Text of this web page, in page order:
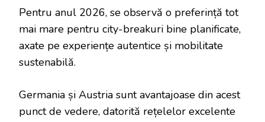
Pentru anul 2026, se observă o preferință tot
mai mare pentru city-breakuri bine planificate,
axate pe experiențe autentice și mobilitate
sustenabilă.
Germania și Austria sunt avantajoase din acest
punct de vedere, datorită rețelelor excelente